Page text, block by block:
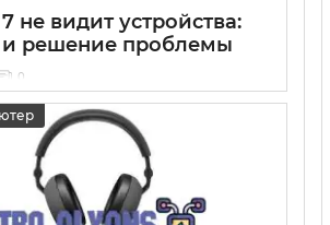
не видит устройства:
решение проблемы
0